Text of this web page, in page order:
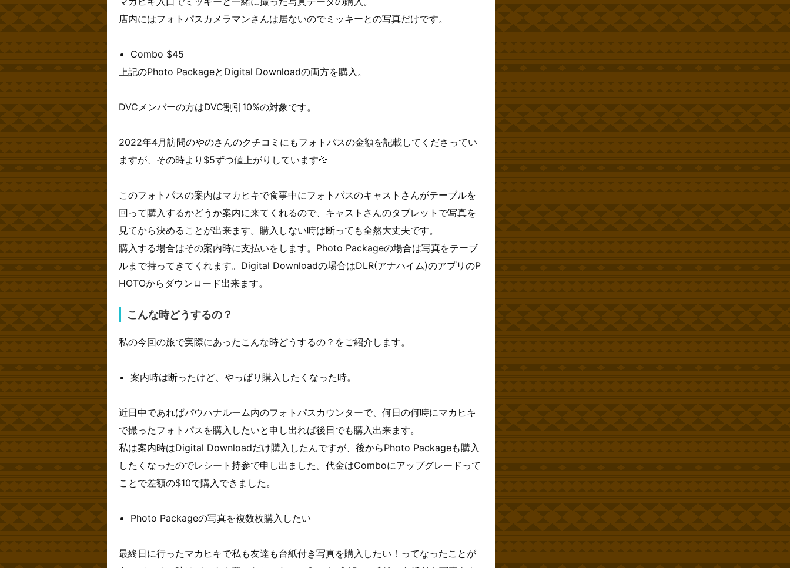
店内にはフォトパスカメラマンさんは居ないのでミッキーとの写真だけです。
Combo $45
上記のPhoto PackageとDigital Downloadの両方を購入。
DVCメンバーの方はDVC割引10%の対象です。
2022年4月訪問のやのさんのクチコミにもフォトパスの金額を記載してくださってい
ますが、その時より$5ずつ値上がりしています💦
このフォトパスの案内はマカヒキで食事中にフォトパスのキャストさんがテーブルを
回って購入するかどうか案内に来てくれるので、キャストさんのタブレットで写真を
見てから決めることが出来ます。購入しない時は断っても全然大丈夫です。
購入する場合はその案内時に支払いをします。Photo Packageの場合は写真をテーブ
ルまで持ってきてくれます。Digital Downloadの場合はDLR(アナハイム)のアプリのP
HOTOからダウンロード出来ます。
こんな時どうするの？
私の今回の旅で実際にあったこんな時どうするの？をご紹介します。
案内時は断ったけど、やっぱり購入したくなった時。
近日中であればパウハナルーム内のフォトパスカウンターで、何日の何時にマカヒキ
で撮ったフォトパスを購入したいと申し出れば後日でも購入出来ます。
私は案内時はDigital Downloadだけ購入したんですが、後からPhoto Packageも購入
したくなったのでレシート持参で申し出ました。代金はComboにアップグレードって
ことで差額の$10で購入できました。
Photo Packageの写真を複数枚購入したい
最終日に行ったマカヒキで私も友達も台紙付き写真を購入したい！ってなったことが